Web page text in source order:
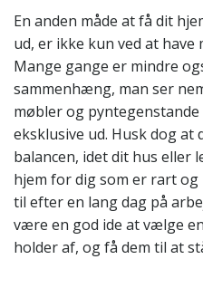
En anden måde at få dit
ud, er ikke kun ved at
Mange gange er mindre
sammenhæng, man ser
møbler og
eksklusive ud. Husk dog at
balancen, idet dit hus eller
hjem for dig som er rart og
til efter en lang dag på
være en god ide at vælge
holder af, og få dem til at